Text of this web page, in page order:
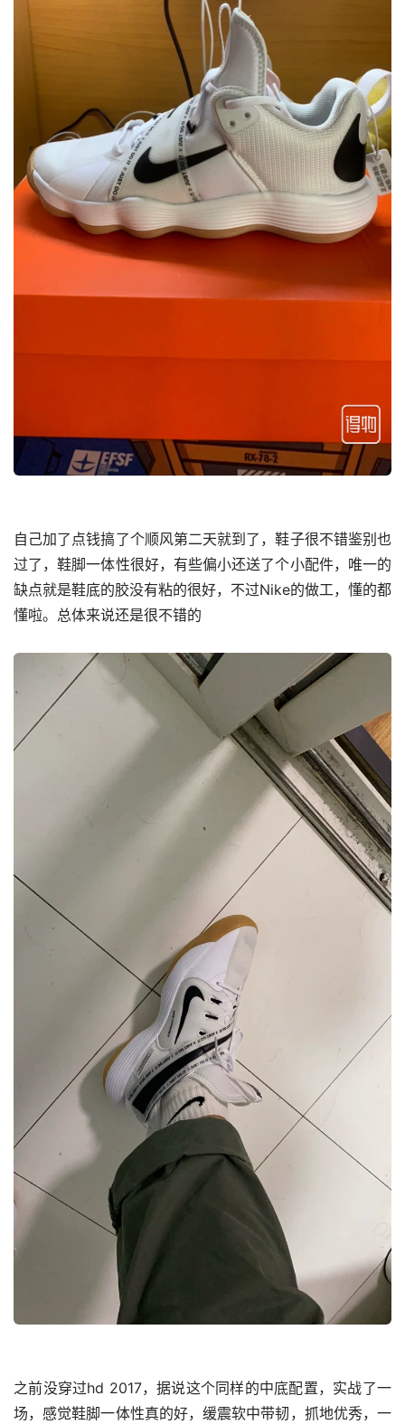
自己加了点钱搞了个顺风第二天就到了，鞋子很不错鉴别也
过了，鞋脚一体性很好，有些偏小还送了个小配件，唯一的
缺点就是鞋底的胶没有粘的很好，不过Nike的做工，懂的都
懂啦。总体来说还是很不错的
之前没穿过hd 2017，据说这个同样的中底配置，实战了一
场，感觉鞋脚一体性真的好，缓震软中带韧，抓地优秀，一